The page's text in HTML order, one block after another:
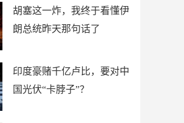
胡塞这一炸，我终于看懂伊
朗总统昨天那句话了
印度豪赌千亿卢比，要对中
国光伏“卡脖子”？